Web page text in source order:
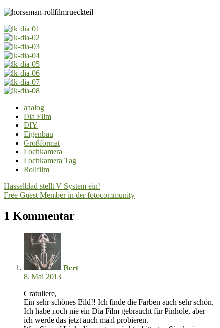
analog
Dia Film
DIY
Eigenbau
Großformat
Lochkamera
Lochkamera Tag
Rollfilm
Beitragsnavigation
Hasselblad stellt V System ein!
Free Guest Member in der fotocommunity
1 Kommentar
Bert
8. Mai 2013
Gratuliere,
Ein sehr schönes Bild!! Ich finde die Farben auch sehr schön.
Ich habe noch nie ein Dia Film gebraucht für Pinhole, aber
ich werde das jetzt auch mahl probieren.